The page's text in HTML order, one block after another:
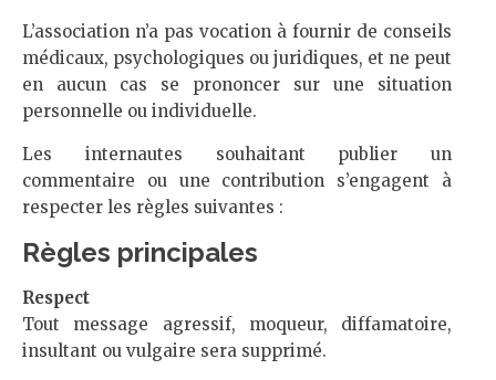
L’association n’a pas vocation à fournir de conseils
médicaux, psychologiques ou juridiques, et ne peut
en aucun cas se prononcer sur une situation
personnelle ou individuelle.
Les internautes souhaitant publier un
commentaire ou une contribution s’engagent à
respecter les règles suivantes :
Règles principales
Respect
Tout message agressif, moqueur, diffamatoire,
insultant ou vulgaire sera supprimé.